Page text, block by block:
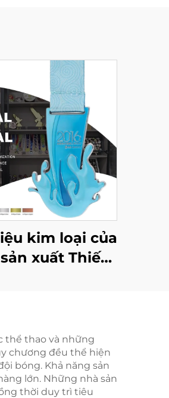
kim loại của
xuất Thiết
niệm
thể thao và những
chương đều thể hiện
bóng. Khả năng sản
lớn. Những nhà sản
thời duy trì tiêu